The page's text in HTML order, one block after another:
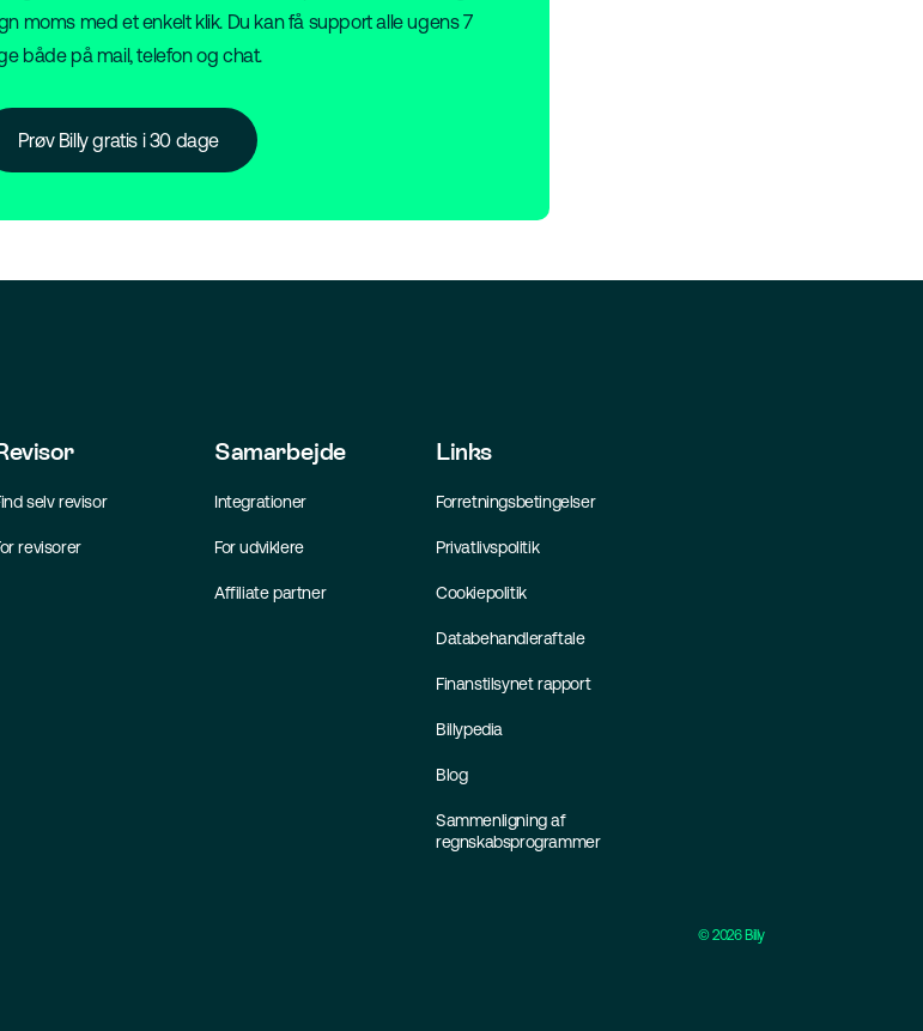
moms med et enkelt klik. Du kan få support alle ugens 7
både på mail, telefon og chat.
Prøv Billy gratis i 30 dage
selv revisor
revisorer
Samarbejde
Integrationer
For udviklere
Affiliate partner
Links
Forretningsbetingelser
Privatlivspolitik
Cookiepolitik
Databehandleraftale
Finanstilsynet rapport
Billypedia
Blog
Sammenligning af
regnskabsprogrammer
©2026Billy